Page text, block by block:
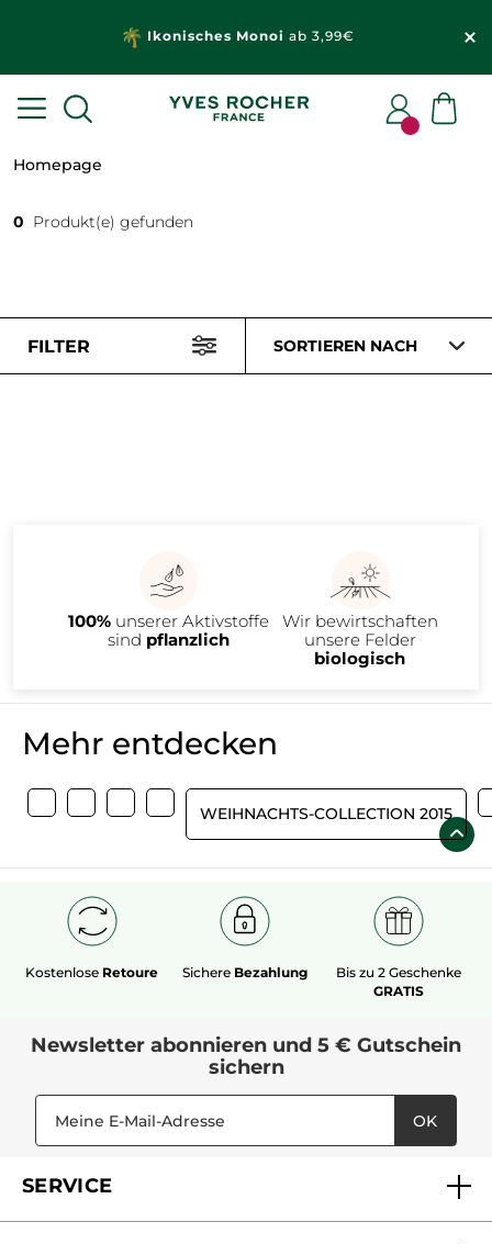
Ikonisches Monoi ab 3,99€
Homepage
0 Produkt(e) gefunden
FILTER SORTIEREN NACH
100%unserer Aktivstoffe
sind pflanzlich
Wir bewirtschaften
unsere Felder
biologisch
Mehr entdecken
WEIHNACHTS-COLLECTION 2015
Kostenlose Retoure Sichere Bezahlung
Bis zu 2 Geschenke
GRATIS
Newsletter abonnieren und 5 € Gutschein
sichern
OK
SERVICE